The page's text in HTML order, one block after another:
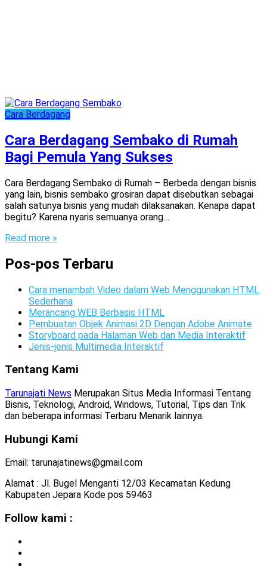
Cara Berdagang
Cara Berdagang Sembako di Rumah
Bagi Pemula Yang Sukses
Cara Berdagang Sembako di Rumah – Berbeda dengan bisnis
yang lain, bisnis sembako grosiran dapat disebutkan sebagai
salah satunya bisnis yang mudah dilaksanakan. Kenapa dapat
begitu? Karena nyaris semuanya orang…
Read more »
Pos-pos Terbaru
Cara menambah Video dalam Web Menggunakan HTML
Sederhana
Merancang WEB Berbasis HTML
Pembuatan Objek Animasi 2D Dengan Adobe Animate
Storyboard pada Halaman Web dan Media Interaktif
Jenis-jenis Multimedia Interaktif
Tentang Kami
Tarunajati News Merupakan Situs Media Informasi Tentang
Bisnis, Teknologi, Android, Windows, Tutorial, Tips dan Trik
dan beberapa informasi Terbaru Menarik lainnya.
Hubungi Kami
Email: tarunajatinews@gmail.com
Alamat : Jl. Bugel Menganti 12/03 Kecamatan Kedung
Kabupaten Jepara Kode pos 59463
Follow kami :